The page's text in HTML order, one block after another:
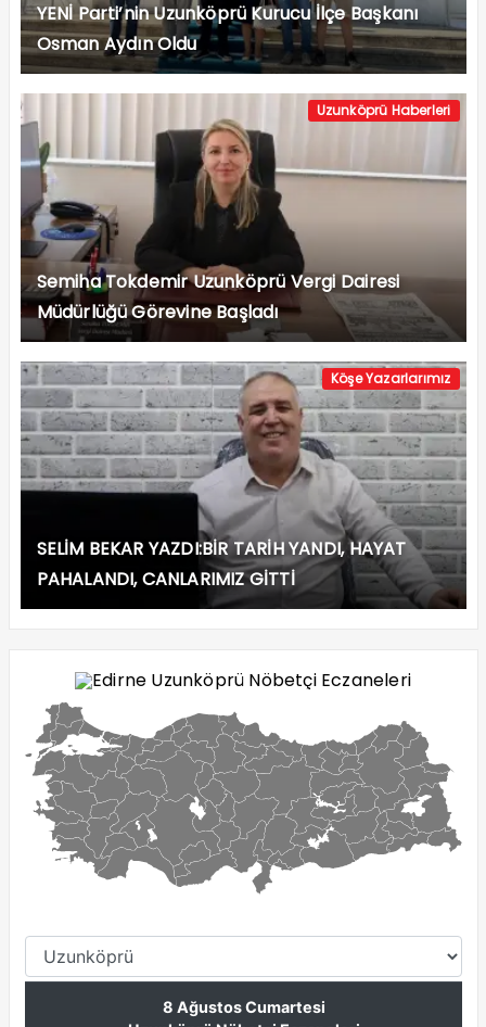
YENİ Parti’nin Uzunköprü Kurucu İlçe Başkanı
Osman Aydın Oldu
Uzunköprü Haberleri
Semiha Tokdemir Uzunköprü Vergi Dairesi
Müdürlüğü Görevine Başladı
Köşe Yazarlarımız
SELİM BEKAR YAZDI:BİR TARİH YANDI, HAYAT
PAHALANDI, CANLARIMIZ GİTTİ